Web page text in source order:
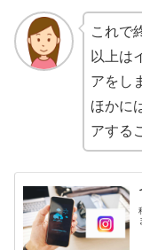
これで
以上は
アをし
ほかに
アする